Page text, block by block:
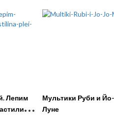
Лепим
Мультики Руби и
Луне